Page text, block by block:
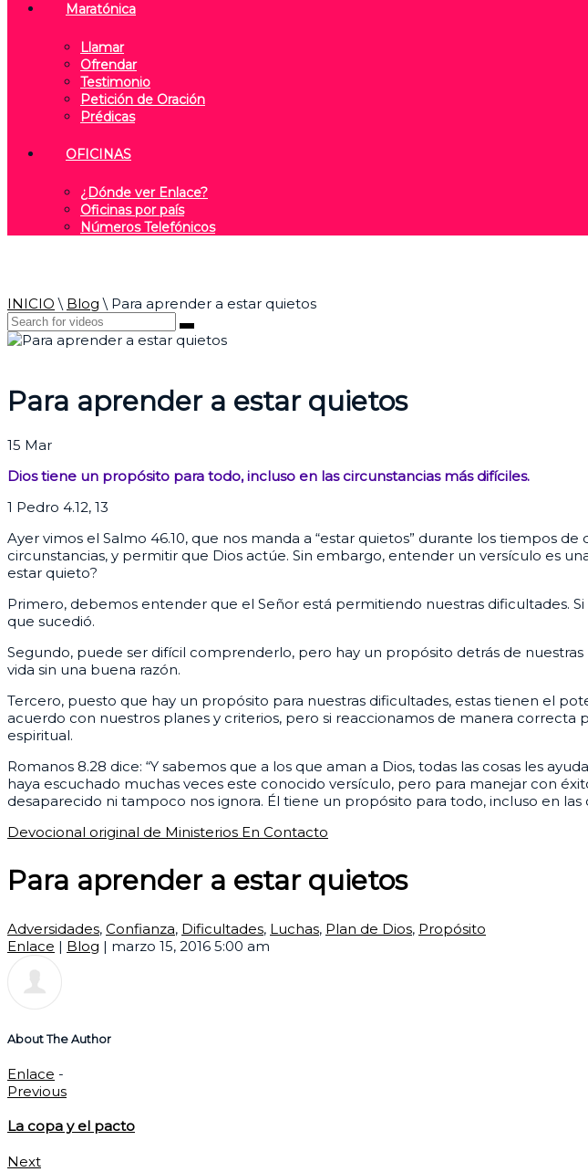
Maratónica
Llamar
Ofrendar
Testimonio
Petición de Oración
Prédicas
OFICINAS
¿Dónde ver Enlace?
Oficinas por país
Números Telefónicos
INICIO \ Blog \ Para aprender a estar quietos
Para aprender a estar quietos
15 Mar
Dios tiene un propósito para todo, incluso en las circunstancias más difíciles.
1 Pedro 4.12, 13
Ayer vimos el Salmo 46.10, que nos manda a “estar quietos” durante los tiempos
circunstancias, y permitir que Dios actúe. Sin embargo, entender un versículo es
estar quieto?
Primero, debemos entender que el Señor está permitiendo nuestras dificultades.
que sucedió.
Segundo, puede ser difícil comprenderlo, pero hay un propósito detrás de
vida sin una buena razón.
Tercero, puesto que hay un propósito para nuestras dificultades, estas tienen el
acuerdo con nuestros planes y criterios, pero si reaccionamos de manera
espiritual.
Romanos 8.28 dice: “Y sabemos que a los que aman a Dios, todas las cosas les
haya escuchado muchas veces este conocido versículo, pero para manejar con
desaparecido ni tampoco nos ignora. Él tiene un propósito para todo, incluso en las
Devocional original de Ministerios En Contacto
Para aprender a estar quietos
Adversidades, Confianza, Dificultades, Luchas, Plan de Dios, Propósito
Enlace | Blog | marzo 15, 2016 5:00 am
About The Author
Enlace -
Previous
La copa y el pacto
Next